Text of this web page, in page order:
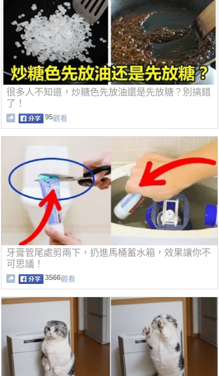
很多人不知道，炒糖色先放油還是先放糖？別搞錯
了！
95觀看
牙膏管尾處剪兩下，扔進馬桶蓄水箱，效果讓你不
可思議！
3566觀看